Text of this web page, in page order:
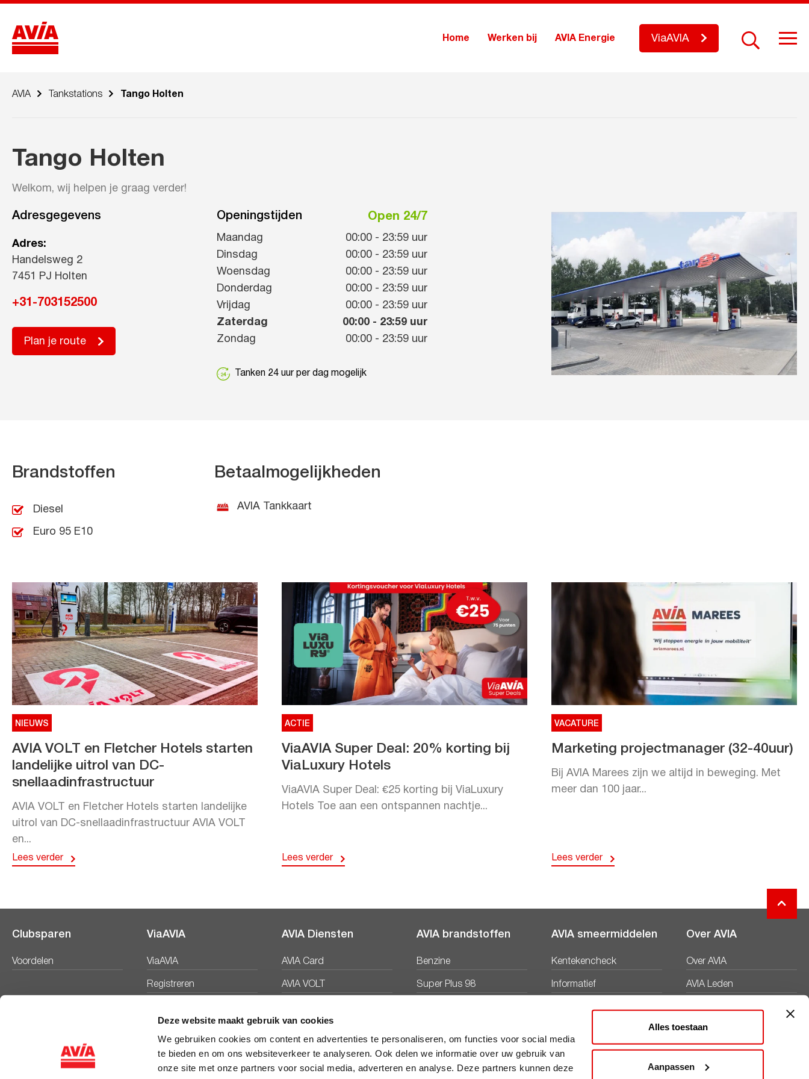
Deze website maakt gebruik van cookies
We gebruiken cookies om content en advertenties te personaliseren, om functies voor social media
te bieden en om ons websiteverkeer te analyseren. Ook delen we informatie over uw gebruik van
onze site met onze partners voor social media, adverteren en analyse. Deze partners kunnen deze
Alles toestaan
Aanpassen
Home Werken bij AVIA Energie ViaAVIA
AVIA Tankstations Tango Holten
Tango Holten
Welkom, wij helpen je graag verder!
Adresgegevens
Adres:
Handelsweg 2
7451 PJ Holten
+31-703152500
Plan je route
Openingstijden Open 24/7
Maandag 00:00 - 23:59 uur
Dinsdag
00:00 - 23:59 uur
Woensdag
00:00 - 23:59 uur
Donderdag
00:00 - 23:59 uur
Vrijdag
00:00 - 23:59 uur
Zaterdag
00:00 - 23:59 uur
Zondag
00:00 - 23:59 uur
Tanken 24 uur per dag mogelijk
Brandstoffen
Diesel
Euro 95 E10
Betaalmogelijkheden
AVIA Tankkaart
NIEUWS
AVIA VOLT en Fletcher Hotels starten
landelijke uitrol van DC-
snellaadinfrastructuur
AVIA VOLT en Fletcher Hotels starten landelijke
uitrol van DC-snellaadinfrastructuur AVIA VOLT
en...
Lees verder
ACTIE
ViaAVIA Super Deal: 20% korting bij
ViaLuxury Hotels
ViaAVIA Super Deal: €25 korting bij ViaLuxury
Hotels Toe aan een ontspannen nachtje...
Lees verder
VACATURE
Marketing projectmanager (32-40uur)
Bij AVIA Marees zijn we altijd in beweging. Met
meer dan 100 jaar...
Lees verder
Clubsparen
Voordelen
ViaAVIA
ViaAVIA
Registreren
AVIA Diensten
AVIA Card
AVIA VOLT
AVIA brandstoffen
Benzine
Super Plus 98
AVIA smeermiddelen
Kentekencheck
Informatief
Productbladen
Over AVIA
Over AVIA
AVIA Leden
Nieuws
Duurzaamheid
Werken bij